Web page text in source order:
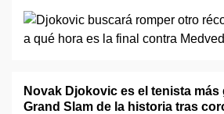
Novak Djokovic es el tenista más
Grand Slam de la historia tras